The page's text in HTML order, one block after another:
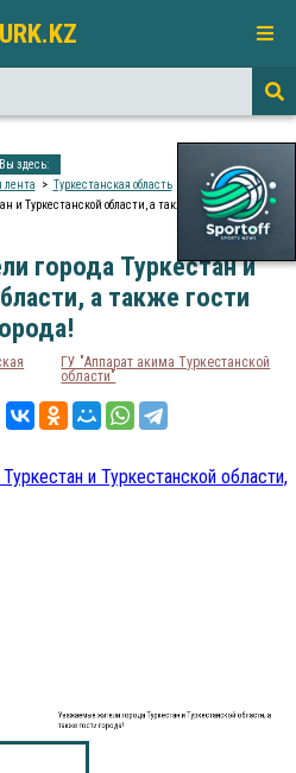
Вы здесь:
лента
Туркестанская область
и Туркестанской области, а также гости города!
города Туркестан и
а также гости
ГУ "Аппарат акима Туркестанской
области"
Уважаемые жители города Туркестан и Туркестанской области, а
также гости города!